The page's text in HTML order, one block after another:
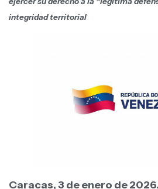
integridad territorial
Caracas, 3 de enero de 2026.